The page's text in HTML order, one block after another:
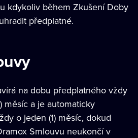
kdykoliv během Zkušení Doby
předplatné.
na dobu předplatného vždy
měsíc a je automaticky
o jeden (1) měsíc, dokud
Smlouvu neukončí v